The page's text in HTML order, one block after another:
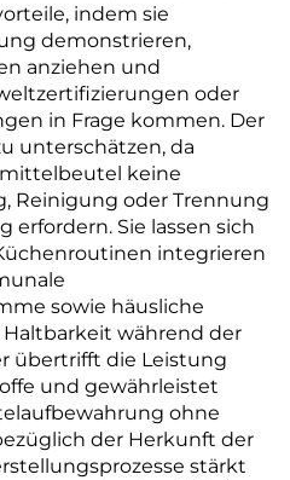
indem sie
demonstrieren,
anziehen und
oder
in Frage kommen. Der
unterschätzen, da
keine
Reinigung oder Trennung
erfordern. Sie lassen sich
integrieren
sowie häusliche
während der
übertrifft die Leistung
und gewährleistet
ohne
der Herkunft der
stärkt